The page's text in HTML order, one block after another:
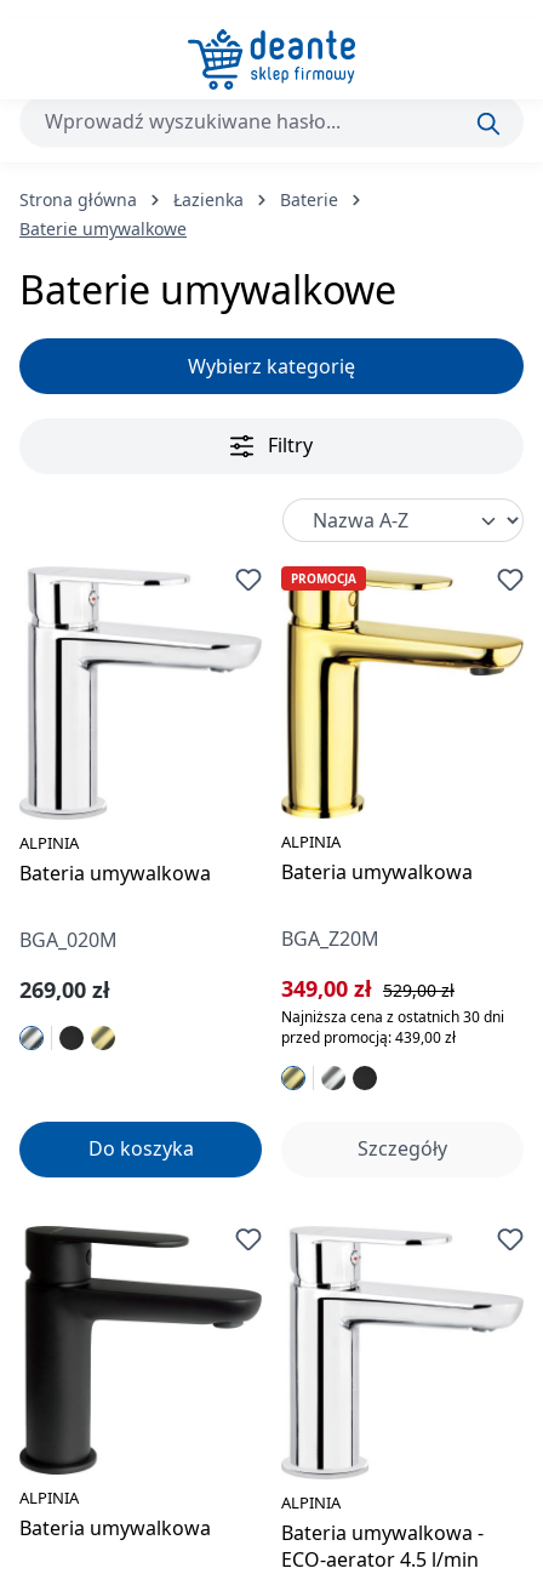
Przejdź do głównej zawartości
Strona główna Łazienka
Baterie
Baterie umywalkowe
Baterie umywalkowe
Wybierz kategorię
Filtry
ALPINIA
Bateria umywalkowa
BGA_020M
Cena regularna:
269,00 zł
Do koszyka
PROMOCJA
ALPINIA
Bateria umywalkowa
BGA_Z20M
Cena sprzedaży:
349,00 zł Cena regularna:
529,00 zł
Najniższa cena z ostatnich 30 dni
przed promocją: 439,00 zł
Szczegóły
ALPINIA
Bateria umywalkowa
ALPINIA
Bateria umywalkowa -
ECO-aerator 4.5 l/min